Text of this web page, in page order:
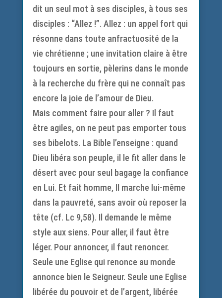
dit un seul mot à ses disciples, à tous ses
disciples : “Allez !”. Allez : un appel fort qui
résonne dans toute anfractuosité de la
vie chrétienne ; une invitation claire à être
toujours en sortie, pèlerins dans le monde
à la recherche du frère qui ne connaît pas
encore la joie de l’amour de Dieu.
Mais comment faire pour aller ? Il faut
être agiles, on ne peut pas emporter tous
ses bibelots. La Bible l’enseigne : quand
Dieu libéra son peuple, il le fit aller dans le
désert avec pour seul bagage la confiance
en Lui. Et fait homme, Il marche lui-même
dans la pauvreté, sans avoir où reposer la
tête (cf. Lc 9,58). Il demande le même
style aux siens. Pour aller, il faut être
léger. Pour annoncer, il faut renoncer.
Seule une Eglise qui renonce au monde
annonce bien le Seigneur. Seule une Eglise
libérée du pouvoir et de l’argent, libérée